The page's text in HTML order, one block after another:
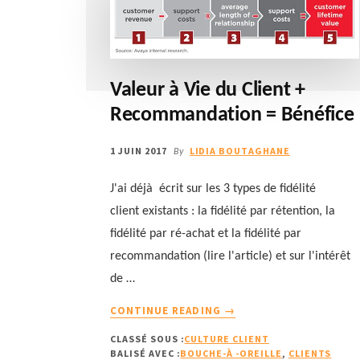
Valeur à Vie du Client +
Recommandation = Bénéfice
1 JUIN 2017 By LIDIA BOUTAGHANE
J'ai déjà écrit sur les 3 types de fidélité
client existants : la fidélité par rétention, la
fidélité par ré-achat et la fidélité par
recommandation (lire l'article) et sur l'intérêt
de …
CONTINUE READING
À
→
CLASSÉ SOUS :CULTURE CLIENT
BALISÉ AVEC :BOUCHE-À -OREILLE , CLIENTS